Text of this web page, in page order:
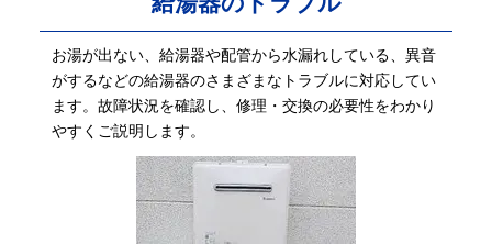
お湯が出ない、給湯器や配管から水漏れしている、異音
がするなどの給湯器のさまざまなトラブルに対応してい
ます。故障状況を確認し、修理・交換の必要性をわかり
やすくご説明します。